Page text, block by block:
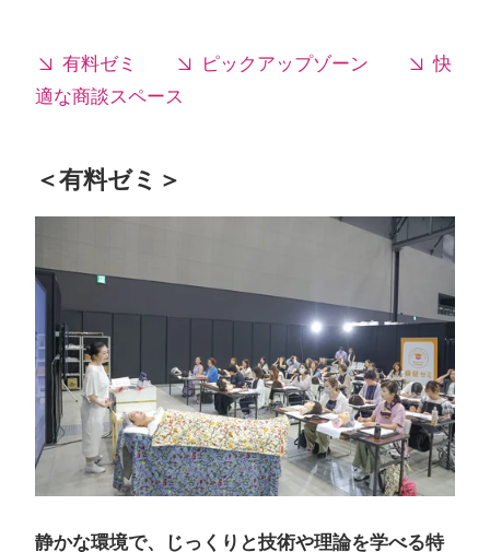
有料ゼミ ピックアップゾーン
快
適な商談スペース
＜有料ゼミ＞
静かな環境で、じっくりと技術や理論を学べる特